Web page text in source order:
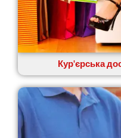
Кур'єрська